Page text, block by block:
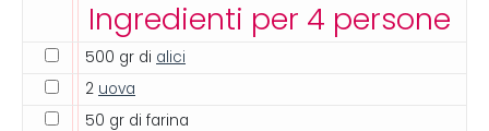
Ingredienti per 4 persone
500 gr di alici
2 uova
50 gr di farina